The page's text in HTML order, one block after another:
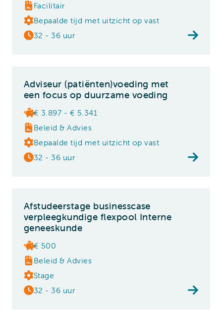
Facilitair
Bepaalde tijd met uitzicht op vast
32 - 36 uur
Adviseur (patiënten)voeding met
een focus op duurzame voeding
€ 3.897 - € 5.341
Beleid & Advies
Bepaalde tijd met uitzicht op vast
32 - 36 uur
Afstudeerstage businesscase
verpleegkundige flexpool Interne
geneeskunde
€ 500
Beleid & Advies
Stage
32 - 36 uur